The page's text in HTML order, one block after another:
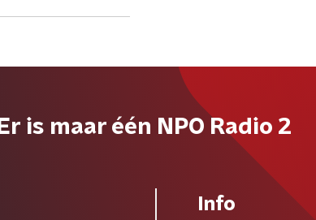
Er is maar één NPO Radio 2
Info